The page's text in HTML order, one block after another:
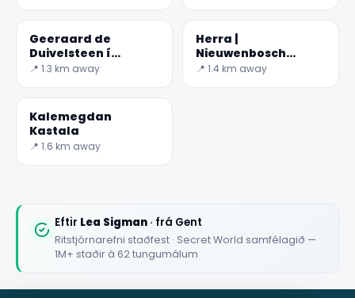
Geeraard de
Duivelsteen í
Antwerp, Belgíu
📍 1.3 km away
Herra |
Nieuwenbosch
Abbey
📍 1.4 km away
Kalemegdan
Kastala
📍 1.6 km away
Eftir Lea Sigman · frá Gent
Ritstjórnarefni staðfest · Secret World samfélagið —
1M+ staðir á 62 tungumálum